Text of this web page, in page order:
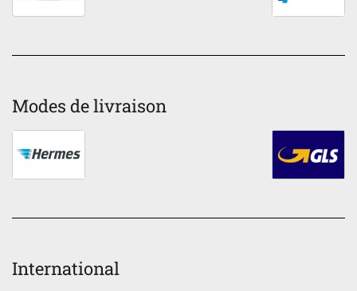
Modes de livraison
International